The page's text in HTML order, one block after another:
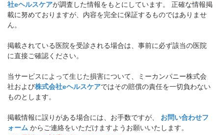
社eヘルスケアが調査した情報をもとにしています。 正確な情報掲
載に努めておりますが、内容を完全に保証するものではありませ
ん。
掲載されている医院を受診される場合は、事前に必ず該当の医院
に直接ご確認ください。
当サービスによって生じた損害について、ミーカンパニー株式会
社および株式会社eヘルスケアではその賠償の責任を一切負わない
ものとします。
掲載情報に誤りがある場合には、お手数ですが、
お問い合わせフ
ォーム からご連絡をいただけますようお願いいたします。